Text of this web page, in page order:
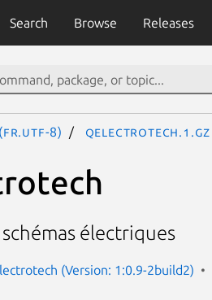
Search Browse Releases
8) qelectrotech.1.gz
électriques
(Version: 1:0.9-2build2)